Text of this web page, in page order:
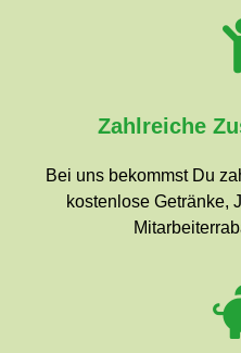
Zahlreiche
Bei uns bekommst Du
kostenlose Getränke,